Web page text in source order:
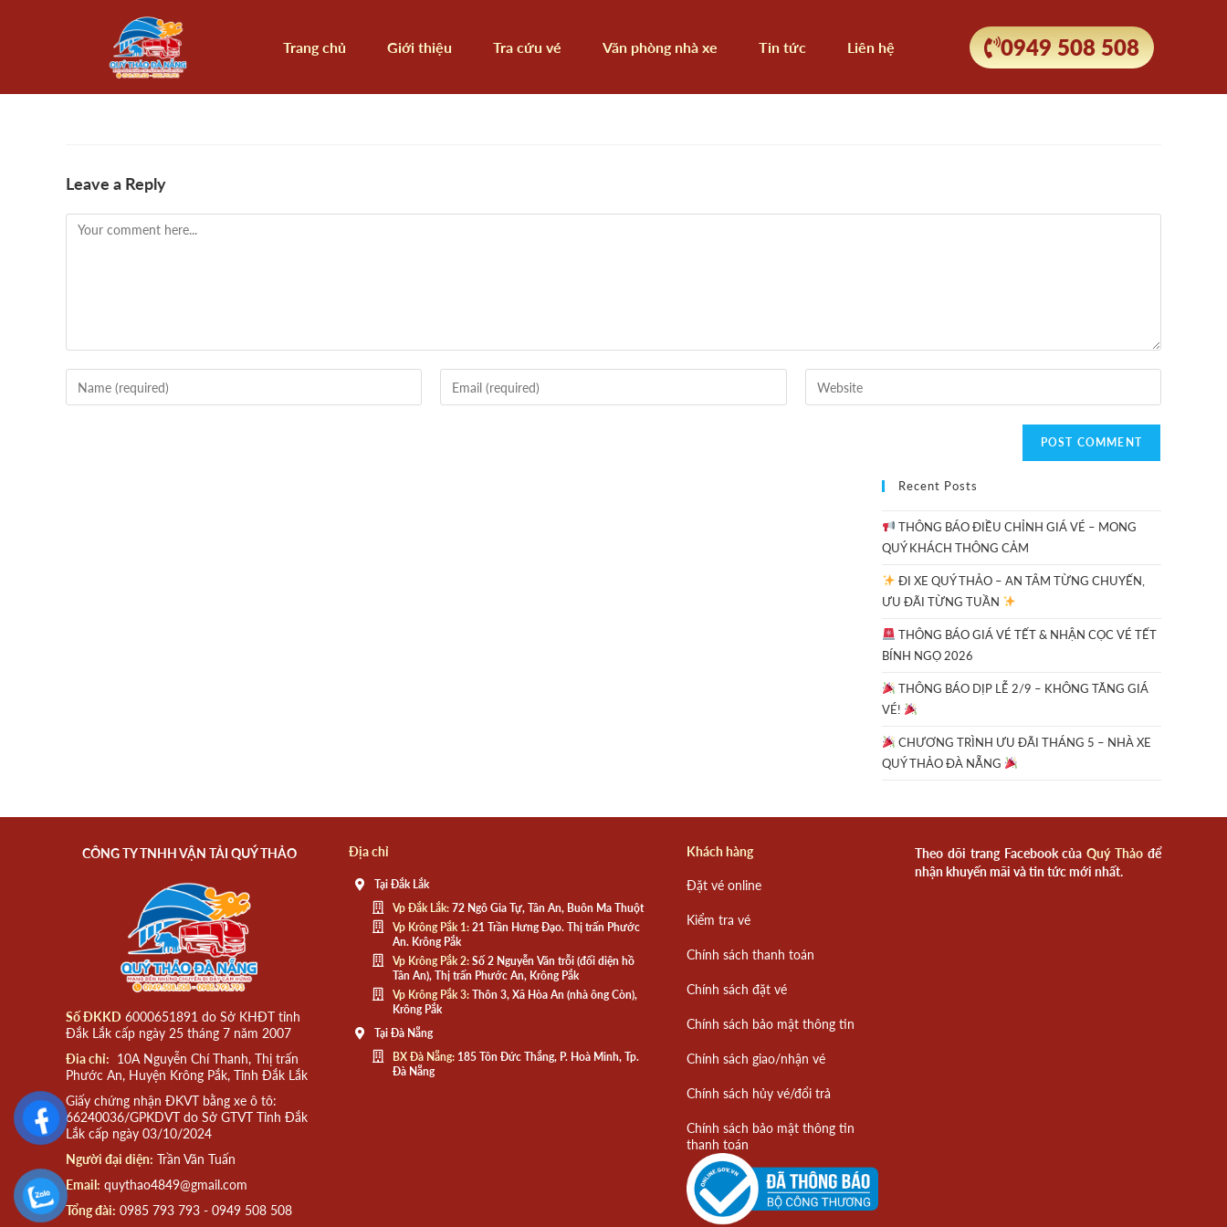
Trang chủ Giới thiệu Tra cứu vé Văn phòng nhà xe Tin tức Liên hệ 0949 508 508
Leave a Reply
Recent Posts
THÔNG BÁO ĐIỀU CHỈNH GIÁ VÉ – MONG
QUÝ KHÁCH THÔNG CẢM
ĐI XE QUÝ THẢO – AN TÂM TỪNG CHUYẾN,
ƯU ĐÃI TỪNG TUẦN
THÔNG BÁO GIÁ VÉ TẾT & NHẬN CỌC VÉ TẾT
BÍNH NGỌ 2026
THÔNG BÁO DỊP LỄ 2/9 – KHÔNG TĂNG GIÁ
VÉ!
CHƯƠNG TRÌNH ƯU ĐÃI THÁNG 5 – NHÀ XE
QUÝ THẢO ĐÀ NẴNG
CÔNG TY TNHH VẬN TẢI QUÝ THẢO
Số ĐKKD 6000651891 do Sở KHĐT tỉnh
Đắk Lắk cấp ngày 25 tháng 7 năm 2007
Đia chỉ: 10A Nguyễn Chí Thanh, Thị trấn
Phước An, Huyện Krông Pắk, Tỉnh Đắk Lắk
Giấy chứng nhận ĐKVT bằng xe ô tô:
66240036/GPKDVT do Sở GTVT Tỉnh Đắk
Lắk cấp ngày 03/10/2024
Người đại diện: Trần Văn Tuấn
Email: quythao4849@gmail.com
Tổng đài: 0985 793 793 - 0949 508 508
Địa chỉ
Tại Đắk Lắk
Vp Đắk Lắk:72 Ngô Gia Tự, Tân An, Buôn Ma Thuột
Vp Krông Pắk 1:21 Trần Hưng Đạo. Thị trấn Phước
An. Krông Pắk
Vp Krông Pắk 2:Số 2 Nguyễn Văn trỗi (đối diện hồ
Tân An), Thị trấn Phước An, Krông Pắk
Vp Krông Pắk 3:Thôn 3, Xã Hòa An (nhà ông Còn),
Krông Pắk
Tại Đà Nẵng
BX Đà Nẵng:185 Tôn Đức Thắng, P. Hoà Minh, Tp.
Đà Nẵng
Khách hàng
Đặt vé online
Kiểm tra vé
Chính sách thanh toán
Chính sách đặt vé
Chính sách bảo mật thông tin
Chính sách giao/nhận vé
Chính sách hủy vé/đổi trả
Chính sách bảo mật thông tin
thanh toán
Theo dõi trang Facebook củaQuý Thảo để
nhận khuyến mãi và tin tức mới nhất.